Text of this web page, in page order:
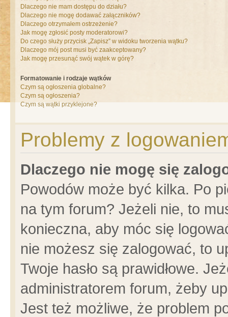
Dlaczego nie mam dostępu do działu?
Dlaczego nie mogę dodawać załączników?
Dlaczego otrzymałem ostrzeżenie?
Jak mogę zgłosić posty moderatorowi?
Do czego służy przycisk „Zapisz” w widoku tworzenia wątku?
Dlaczego mój post musi być zaakceptowany?
Jak mogę przesunąć swój wątek w górę?
Formatowanie i rodzaje wątków
Czym są ogłoszenia globalne?
Czym są ogłoszenia?
Czym są wątki przyklejone?
Problemy z
Dlaczego nie mogę się
Powodów może być kilka. Po
na tym forum? Jeżeli nie, to
konieczna, aby móc się
nie możesz się zalogować, to
Twoje hasło są prawidłowe.
administratorem forum, żeby
Jest też możliwe, że problem